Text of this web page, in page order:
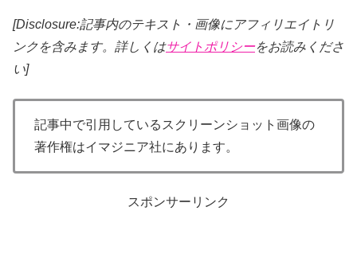
[Disclosure:記事内のテキスト・画像にアフィリエイトリ
ンクを含みます。詳しくはサイトポリシーをお読みくださ
い]
記事中で引用しているスクリーンショット画像の
著作権はイマジニア社にあります。
スポンサーリンク